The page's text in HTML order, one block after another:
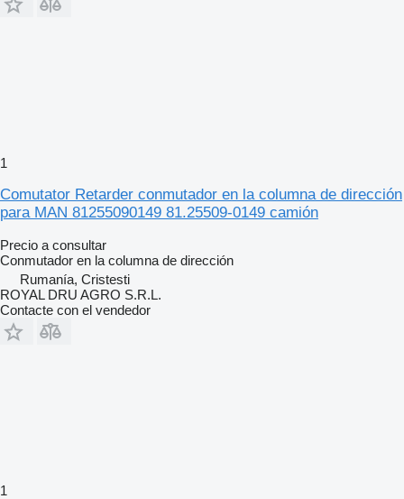
1
Comutator Retarder conmutador en la columna de dirección
para MAN 81255090149 81.25509-0149 camión
Precio a consultar
Conmutador en la columna de dirección
Rumanía, Cristesti
ROYAL DRU AGRO S.R.L.
Contacte con el vendedor
1